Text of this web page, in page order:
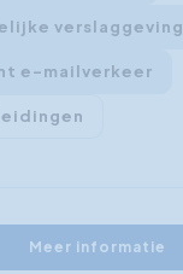
verslaggeving
e-mailverkeer
Meer informatie